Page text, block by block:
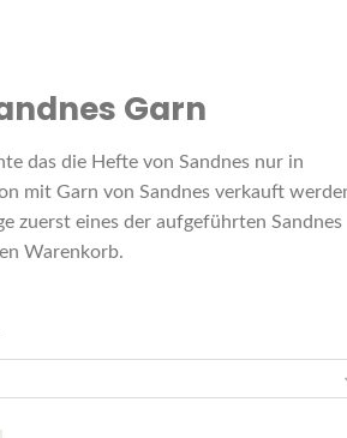
Garn
das die Hefte von Sandnes nur in
mit Garn von Sandnes verkauft
zuerst eines der aufgeführten Sandnes
Warenkorb.